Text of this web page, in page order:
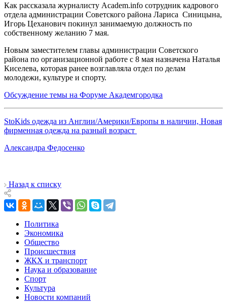
Как рассказала журналисту Аcadem.info сотрудник кадрового
отдела администрации Советского района Лариса Синицына,
Игорь Цеханович покинул занимаемую должность по
собственному желанию 7 мая.
Новым заместителем главы администрации Советского
района по организационной работе с 8 мая назначена Наталья
Киселева, которая ранее возглавляла отдел по делам
молодежи, культуре и спорту.
Обсуждение темы на Форуме Академгородка
StoKids одежда из Англии/Америки/Европы в наличии, Новая
фирменная одежда на разный возраст
Александра Федосенко
Назад к списку
Политика
Экономика
Общество
Происшествия
ЖКХ и транспорт
Наука и образование
Спорт
Культура
Новости компаний